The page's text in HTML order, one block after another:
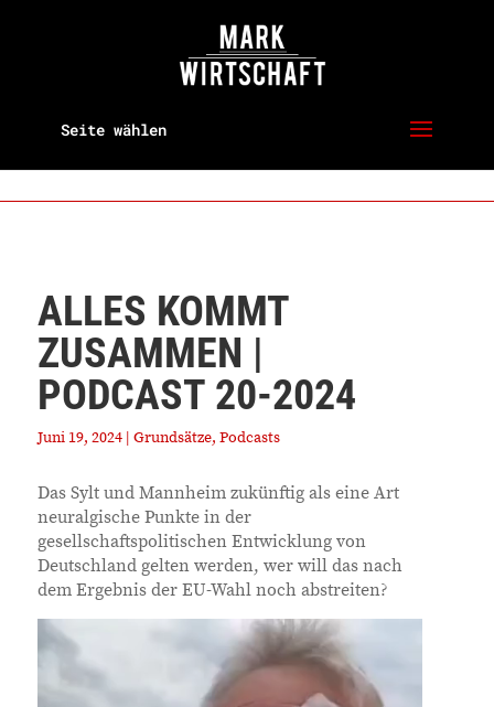
Seite wählen
ALLES KOMMT
ZUSAMMEN |
PODCAST 20-2024
Juni 19, 2024| Grundsätze, Podcasts
Das Sylt und Mannheim zukünftig als eine Art
neuralgische Punkte in der
gesellschaftspolitischen Entwicklung von
Deutschland gelten werden, wer will das nach
dem Ergebnis der EU-Wahl noch abstreiten?
Video-
Player